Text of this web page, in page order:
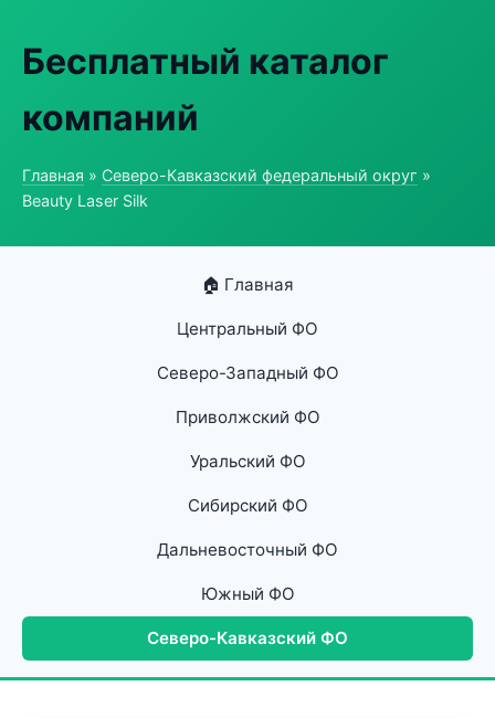
Бесплатный каталог
компаний
Главная » Северо-Кавказский федеральный округ »
Beauty Laser Silk
🏠 Главная
Центральный ФО
Северо-Западный ФО
Приволжский ФО
Уральский ФО
Сибирский ФО
Дальневосточный ФО
Южный ФО
Северо-Кавказский ФО